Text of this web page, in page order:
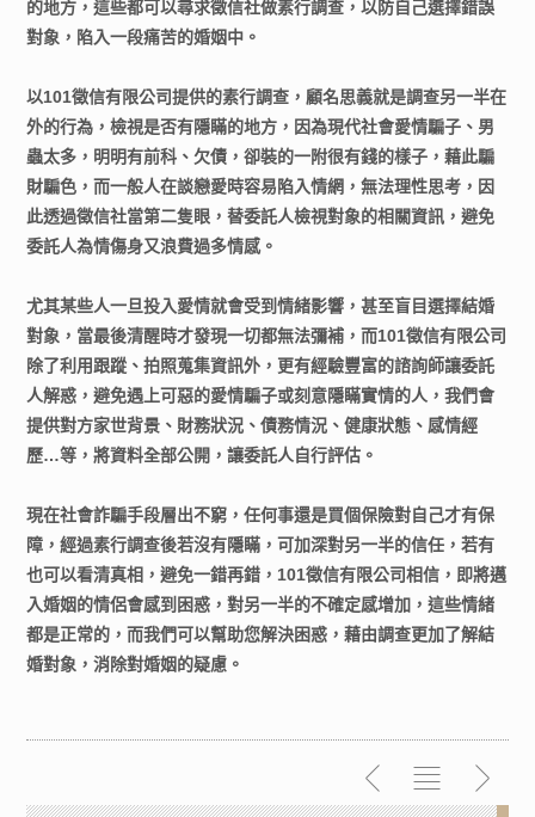
的地方，這些都可以尋求徵信社做素行調查，以防自己選擇錯誤
對象，陷入一段痛苦的婚姻中。
以101徵信有限公司提供的素行調查，顧名思義就是調查另一半在
外的行為，檢視是否有隱瞞的地方，因為現代社會愛情騙子、男
蟲太多，明明有前科、欠債，卻裝的一附很有錢的樣子，藉此騙
財騙色，而一般人在談戀愛時容易陷入情網，無法理性思考，因
此透過徵信社當第二隻眼，替委託人檢視對象的相關資訊，避免
委託人為情傷身又浪費過多情感。
尤其某些人一旦投入愛情就會受到情緒影響，甚至盲目選擇結婚
對象，當最後清醒時才發現一切都無法彌補，而101徵信有限公司
除了利用跟蹤、拍照蒐集資訊外，更有經驗豐富的諮詢師讓委託
人解惑，避免遇上可惡的愛情騙子或刻意隱瞞實情的人，我們會
提供對方家世背景、財務狀況、債務情況、健康狀態、感情經
歷…等，將資料全部公開，讓委託人自行評估。
現在社會詐騙手段層出不窮，任何事還是買個保險對自己才有保
障，經過素行調查後若沒有隱瞞，可加深對另一半的信任，若有
也可以看清真相，避免一錯再錯，101徵信有限公司相信，即將邁
入婚姻的情侶會感到困惑，對另一半的不確定感增加，這些情緒
都是正常的，而我們可以幫助您解決困惑，藉由調查更加了解結
婚對象，消除對婚姻的疑慮。